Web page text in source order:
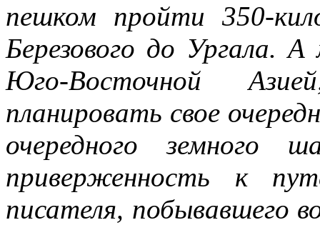
пешком пройти 350-
Березового до Ургала. А
Юго-Восточной
планировать свое
очередного
приверженность к
писателя, побывавшего